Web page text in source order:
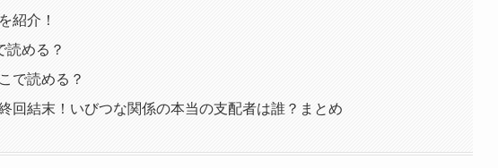
紹介！
読める？
で読める？
回結末！いびつな関係の本当の支配者は誰？まとめ